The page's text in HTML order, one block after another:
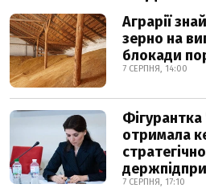
Аграрії
зерно на
блокади
7 СЕРПНЯ, 14:00
Фігурантка
отримала
7 СЕРПНЯ, 17:10